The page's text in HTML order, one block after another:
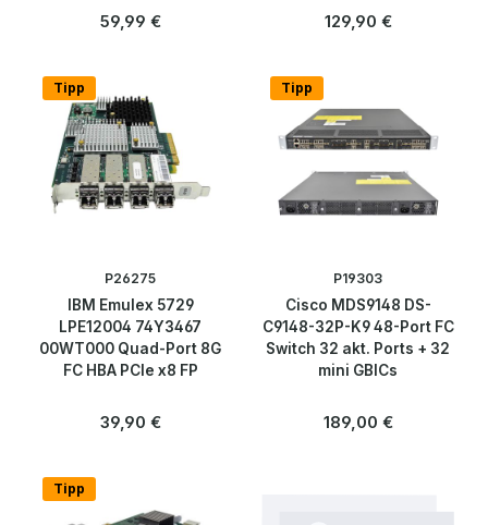
Regulärer Preis:
59,99 € Regulärer Preis:
129,90 €
Tipp
P26275
IBM Emulex 5729
LPE12004 74Y3467
00WT000 Quad-Port 8G
FC HBA PCIe x8 FP
Regulärer Preis:
39,90 €
Tipp
P19303
Cisco MDS9148 DS-
C9148-32P-K9 48-Port FC
Switch 32 akt. Ports + 32
mini GBICs
Regulärer Preis:
189,00 €
Tipp